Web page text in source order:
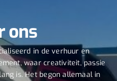
ons
in de verhuur en
waar creativiteit, passie
is. Het begon allemaal in